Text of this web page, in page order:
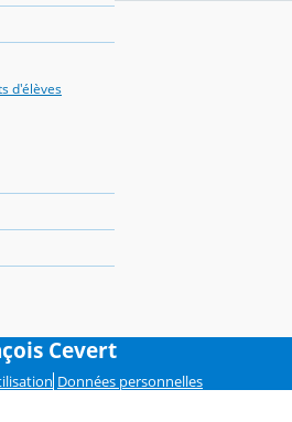
d'élèves
Cevert
Données personnelles